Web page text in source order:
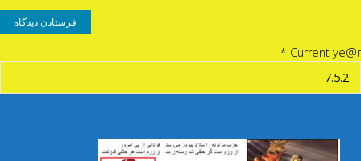
Current ye@r
*